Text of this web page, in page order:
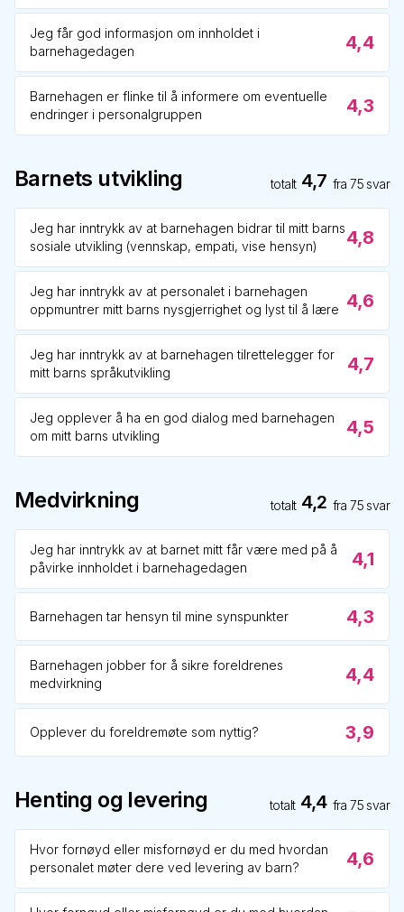
Jeg får god informasjon om innholdet i
barnehagedagen
4,4
Barnehagen er flinke til å informere om eventuelle
endringer i personalgruppen
4,3
Barnets utvikling totalt 4,7 fra75 svar
Jeg har inntrykk av at barnehagen bidrar til mitt barns
sosiale utvikling (vennskap, empati, vise hensyn)
4,8
Jeg har inntrykk av at personalet i barnehagen
oppmuntrer mitt barns nysgjerrighet og lyst til å lære 4,6
Jeg har inntrykk av at barnehagen tilrettelegger for
mitt barns språkutvikling
4,7
Jeg opplever å ha en god dialog med barnehagen
om mitt barns utvikling
4,5
Medvirkning totalt 4,2 fra75 svar
Jeg har inntrykk av at barnet mitt får være med på å
påvirke innholdet i barnehagedagen
4,1
Barnehagen tar hensyn til mine synspunkter 4,3
Barnehagen jobber for å sikre foreldrenes
medvirkning
4,4
Opplever du foreldremøte som nyttig? 3,9
Henting og levering totalt 4,4 fra75 svar
Hvor fornøyd eller misfornøyd er du med hvordan
personalet møter dere ved levering av barn?
4,6